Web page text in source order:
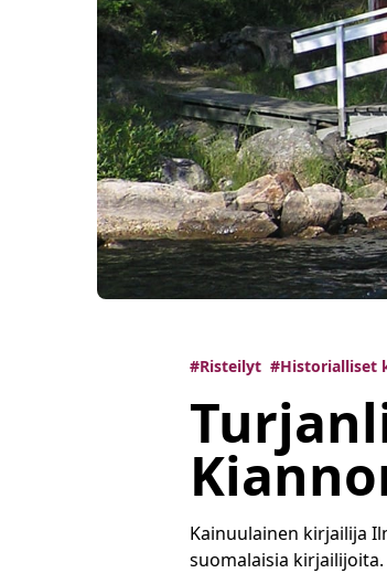
#Risteilyt #Historialliset
Kainuulainen kirjailija
suomalaisia